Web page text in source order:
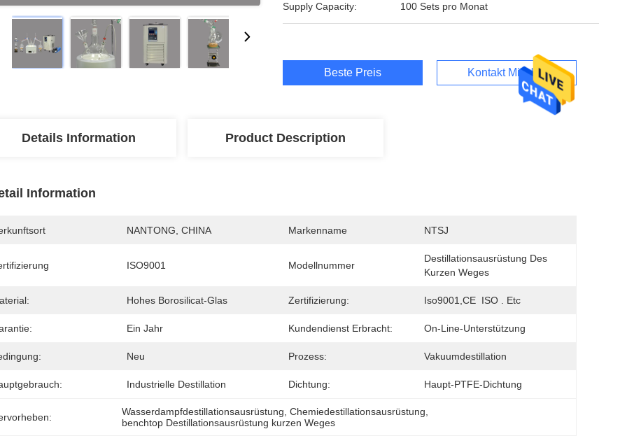
Supply Capacity: 100 Sets pro Monat
Beste Preis Kontakt Mit Uns
Details Information Product Description
Information
NANTONG, CHINA Markenname NTSJ
ISO9001 Modellnummer
Destillationsausrüstung Des
Kurzen Weges
Hohes Borosilicat-Glas Zertifizierung: Iso9001,CE  ISO . Etc
Ein Jahr Kundendienst Erbracht: On-Line-Unterstützung
Neu Prozess: Vakuumdestillation
Industrielle Destillation Dichtung: Haupt-PTFE-Dichtung
Wasserdampfdestillationsausrüstung , Chemiedestillationsausrüstung
benchtop Destillationsausrüstung kurzen Weges